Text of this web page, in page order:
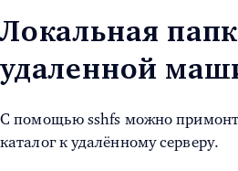
Локальная
удаленной
С помощью sshfs можно
каталог к удалённому серверу.